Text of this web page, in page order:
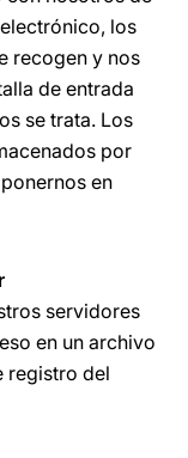
los
recogen y nos
de entrada
se trata. Los
por
en
servidores
en un archivo
registro del